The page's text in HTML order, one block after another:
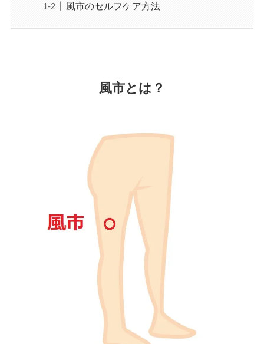
風市のセルフケア方法
風市とは？